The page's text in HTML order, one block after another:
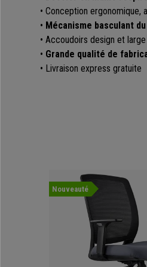
• Conception ergonomique,
• Mécanisme basculant
• Accoudoirs design et
• Grande qualité de
• Livraison express gratuite
Nouveauté